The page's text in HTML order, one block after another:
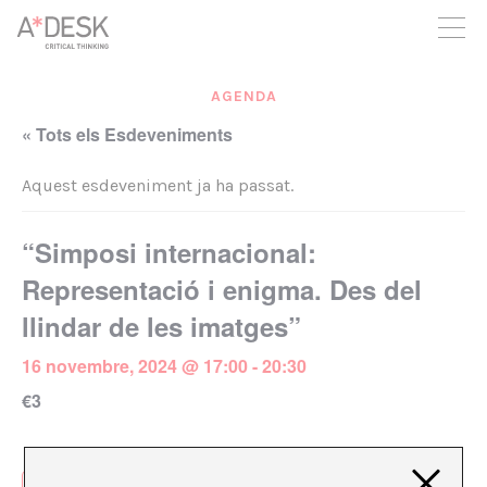
seguim necessitant-te per a poder seguir endavant. Ara pots
participar del projecte i recolzar-lo.
AGENDA
« Tots els Esdeveniments
Aquest esdeveniment ja ha passat.
“Simposi internacional:
Representació i enigma. Des del
llindar de les imatges”
16 novembre, 2024 @ 17:00-20:30
€3